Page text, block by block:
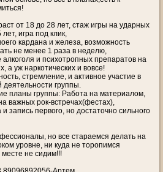
от 18 до 28 лет, стаж игры на ударных
игра под клик,
кардана и железа, возможность
не менее 1 раза в неделю,
алкоголя и психотропных препаратов на
а уж наркотических и вовсе!
стремление, и активное участие в
деятельности группы.
планы группы: Работа на материалом,
важных рок-встречах(фестах),
и запись первого, но достаточно сильного
но все стараемся делать на
уровне, ни куда не торопимся
месте не сидим!!!